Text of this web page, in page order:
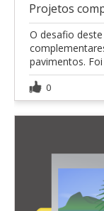
O desafio
pavimentos.
0